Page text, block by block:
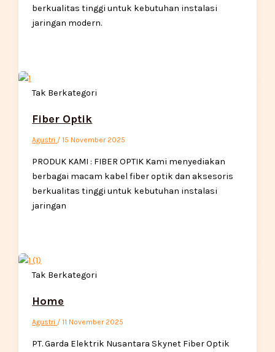
berkualitas tinggi untuk kebutuhan instalasi
jaringan modern.
Tak Berkategori
Fiber Optik
Agustri /15 November 2025
PRODUK KAMI : FIBER OPTIK Kami menyediakan
berbagai macam kabel fiber optik dan aksesoris
berkualitas tinggi untuk kebutuhan instalasi
jaringan
Tak Berkategori
Home
Agustri /11 November 2025
PT. Garda Elektrik Nusantara Skynet Fiber Optik